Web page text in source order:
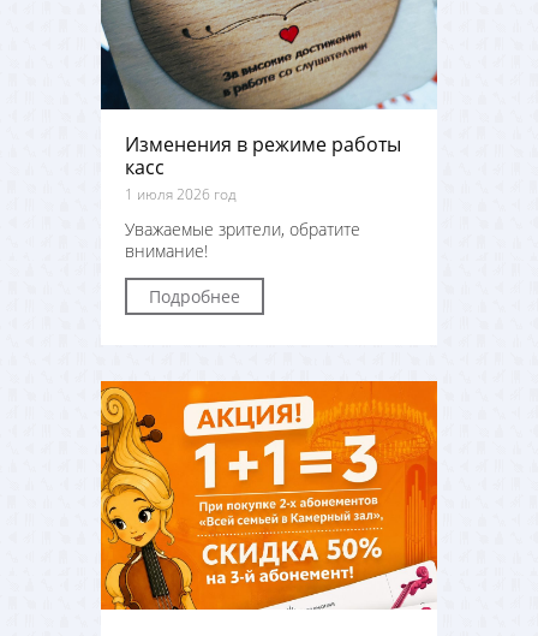
Изменения в режиме работы
касс
1 июля 2026 год
Уважаемые зрители, обратите
внимание!
Подробнее